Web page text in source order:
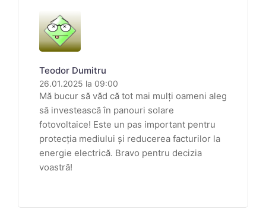
Teodor Dumitru
26.01.2025 la 09:00
Mă bucur să văd că tot mai mulți oameni aleg
să investească în panouri solare
fotovoltaice! Este un pas important pentru
protecția mediului și reducerea facturilor la
energie electrică. Bravo pentru decizia
voastră!